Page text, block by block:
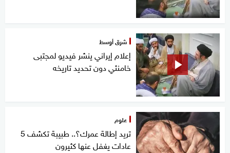
شرق أوسط
إعلام إيراني ينشر فيديو لمجتبى
خامنئي دون تحديد تاريخه
علوم
تريد إطالة عمرك؟.. طبيبة تكشف 5
عادات يغفل عنها كثيرون